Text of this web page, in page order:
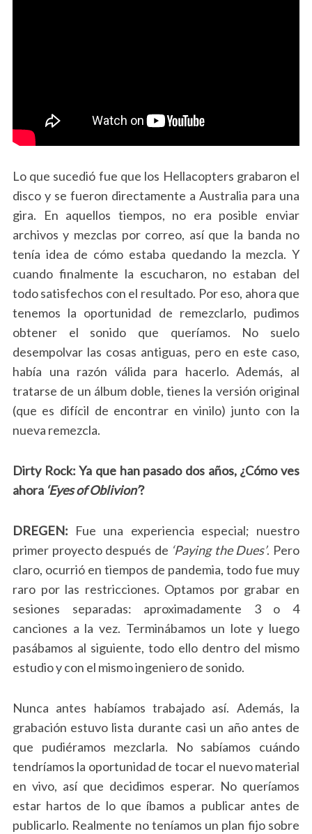
Lo que sucedió fue que los Hellacopters grabaron el
disco y se fueron directamente a Australia para una
gira. En aquellos tiempos, no era posible enviar
archivos y mezclas por correo, así que la banda no
tenía idea de cómo estaba quedando la mezcla. Y
cuando finalmente la escucharon, no estaban del
todo satisfechos con el resultado. Por eso, ahora que
tenemos la oportunidad de remezclarlo, pudimos
obtener el sonido que queríamos. No suelo
desempolvar las cosas antiguas, pero en este caso,
había una razón válida para hacerlo. Además, al
tratarse de un álbum doble, tienes la versión original
(que es difícil de encontrar en vinilo) junto con la
nueva remezcla.
Dirty Rock: Ya que han pasado dos años, ¿Cómo ves
ahora ‘Eyes of Oblivion’?
DREGEN: Fue una experiencia especial; nuestro
primer proyecto después de ‘Paying the Dues’. Pero
claro, ocurrió en tiempos de pandemia, todo fue muy
raro por las restricciones. Optamos por grabar en
sesiones separadas: aproximadamente 3 o 4
canciones a la vez. Terminábamos un lote y luego
pasábamos al siguiente, todo ello dentro del mismo
estudio y con el mismo ingeniero de sonido.
Nunca antes habíamos trabajado así. Además, la
grabación estuvo lista durante casi un año antes de
que pudiéramos mezclarla. No sabíamos cuándo
tendríamos la oportunidad de tocar el nuevo material
en vivo, así que decidimos esperar. No queríamos
estar hartos de lo que íbamos a publicar antes de
publicarlo. Realmente no teníamos un plan fijo sobre